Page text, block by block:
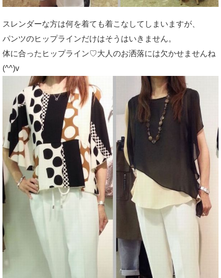
スレンダーな方は何を着ても着こなしてしまいますが、
パンツのヒップラインだけはそうはいきません。
体に合ったヒップライン♡大人のお洒落には欠かせませんね
(^^)v